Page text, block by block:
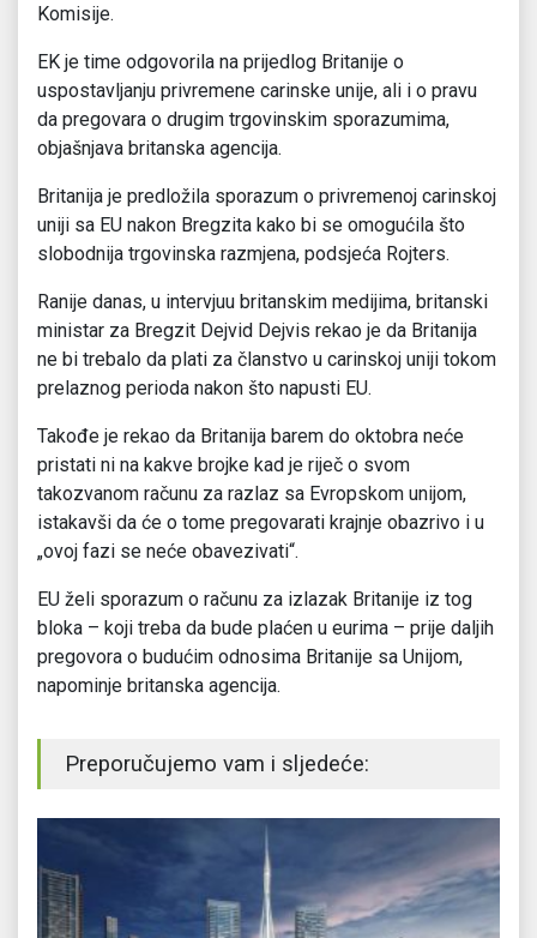
Komisije.
EK je time odgovorila na prijedlog Britanije o
uspostavljanju privremene carinske unije, ali i o pravu
da pregovara o drugim trgovinskim sporazumima,
objašnjava britanska agencija.
Britanija je predložila sporazum o privremenoj carinskoj
uniji sa EU nakon Bregzita kako bi se omogućila što
slobodnija trgovinska razmjena, podsjeća Rojters.
Ranije danas, u intervjuu britanskim medijima, britanski
ministar za Bregzit Dejvid Dejvis rekao je da Britanija
ne bi trebalo da plati za članstvo u carinskoj uniji tokom
prelaznog perioda nakon što napusti EU.
Takođe je rekao da Britanija barem do oktobra neće
pristati ni na kakve brojke kad je riječ o svom
takozvanom računu za razlaz sa Evropskom unijom,
istakavši da će o tome pregovarati krajnje obazrivo i u
„ovoj fazi se neće obavezivati“.
EU želi sporazum o računu za izlazak Britanije iz tog
bloka – koji treba da bude plaćen u eurima – prije daljih
pregovora o budućim odnosima Britanije sa Unijom,
napominje britanska agencija.
Preporučujemo vam i sljedeće: